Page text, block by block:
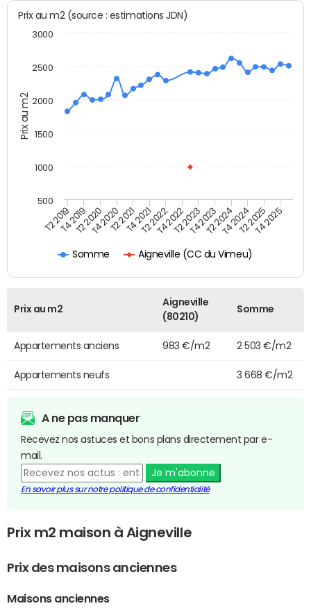
Prix au m2
Prix au m2 (source : estimations JDN)
Somme Aigneville (CC du Vimeu)
T2 2019T4 2019T2 2020T4 2020T2 2021T4 2021T2 2022T4 2022T2 2023T4 2023T2 2024T4 2024T2 2025T4 2025
500
1000
1500
2000
2500
3000
Prix au m2
Aigneville
(80210)
Somme
Appartements anciens 983 €/m2 2 503 €/m2
Appartements neufs 3 668 €/m2
A ne pas manquer
Recevez nos astuces et bons plans directement par e-
mail.
Je m'abonne
En savoir plus sur notre politique de confidentialité
Prix m2 maison à Aigneville
Prix des maisons anciennes
Maisons anciennes